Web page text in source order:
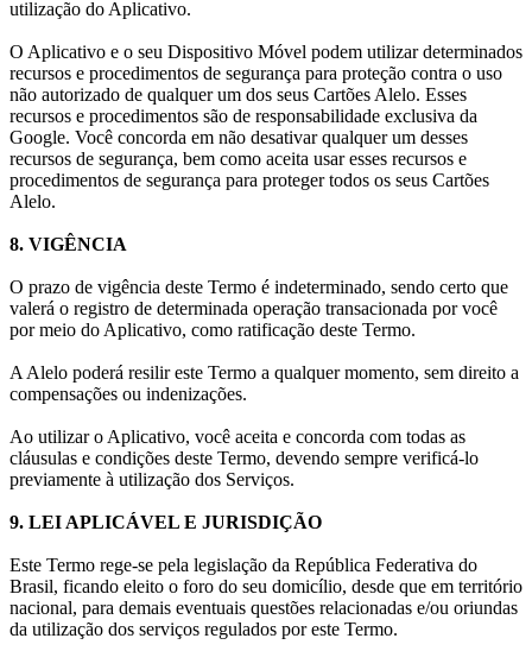
utilização do Aplicativo.
O Aplicativo e o seu Dispositivo Móvel podem utilizar determinados
recursos e procedimentos de segurança para proteção contra o uso
não autorizado de qualquer um dos seus Cartões Alelo. Esses
recursos e procedimentos são de responsabilidade exclusiva da
Google. Você concorda em não desativar qualquer um desses
recursos de segurança, bem como aceita usar esses recursos e
procedimentos de segurança para proteger todos os seus Cartões
Alelo.
8. VIGÊNCIA
O prazo de vigência deste Termo é indeterminado, sendo certo que
valerá o registro de determinada operação transacionada por você
por meio do Aplicativo, como ratificação deste Termo.
A Alelo poderá resilir este Termo a qualquer momento, sem direito a
compensações ou indenizações.
Ao utilizar o Aplicativo, você aceita e concorda com todas as
cláusulas e condições deste Termo, devendo sempre verificá-lo
previamente à utilização dos Serviços.
9. LEI APLICÁVEL E JURISDIÇÃO
Este Termo rege-se pela legislação da República Federativa do
Brasil, ficando eleito o foro do seu domicílio, desde que em território
nacional, para demais eventuais questões relacionadas e/ou oriundas
da utilização dos serviços regulados por este Termo.